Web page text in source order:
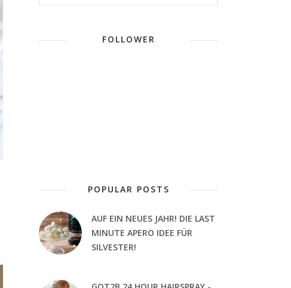
FOLLOWER
POPULAR POSTS
AUF EIN NEUES JAHR! DIE LAST
MINUTE APERO IDEE FÜR
SILVESTER!